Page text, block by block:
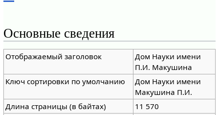
Основные сведения
Отображаемый заголовок
Дом Науки имени
П.И. Макушина
Ключ сортировки по умолчанию
Дом Науки имени
Макушина П.И.
Длина страницы (в байтах)
11 570